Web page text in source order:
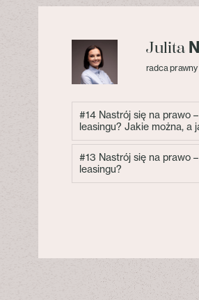
Julita
radca
#14 Nastrój się na prawo
leasingu? Jakie można, a
#13 Nastrój się na prawo
leasingu?